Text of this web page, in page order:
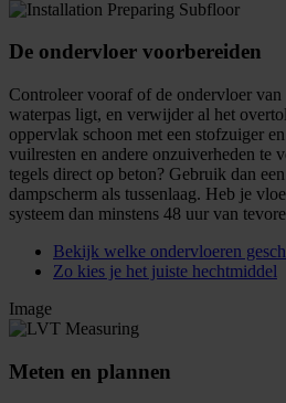
De ondervloer voorbereiden
Controleer vooraf of de ondervloer
waterpas ligt, en verwijder al het
oppervlak schoon met een stofzuiger
vuilresten en andere onzuiverheden te
tegels direct op beton? Gebruik dan
dampscherm als tussenlaag. Heb je
systeem dan minstens 48 uur van
Bekijk welke ondervloeren
Zo kies je het juiste hechtmiddel
Image
Meten en plannen